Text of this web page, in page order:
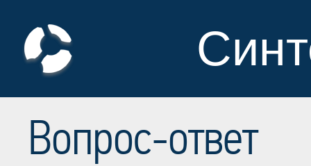
Вопрос-ответ